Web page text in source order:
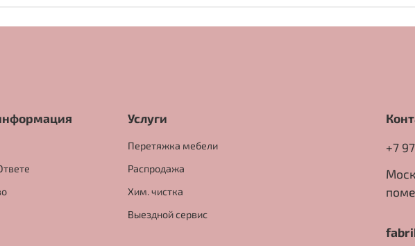
Услуги
Перетяжка мебели
Распродажа
Хим. чистка
Выездной сервис
+7